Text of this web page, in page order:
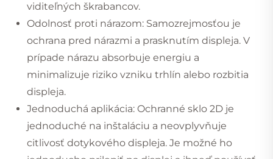
viditeľných škrabancov.
Odolnosť proti nárazom: Samozrejmosťou je
ochrana pred nárazmi a prasknutím displeja. V
prípade nárazu absorbuje energiu a
minimalizuje riziko vzniku trhlín alebo rozbitia
displeja.
Jednoduchá aplikácia: Ochranné sklo 2D je
jednoduché na inštaláciu a neovplyvňuje
citlivosť dotykového displeja. Je možné ho